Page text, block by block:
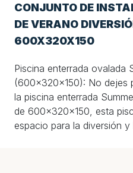
CONJUNTO DE
DE VERANO
600X320X150
Piscina enterrada ovalada
(600x320x150): No dejes
la piscina enterrada
de 600x320x150, esta
espacio para la diversión y